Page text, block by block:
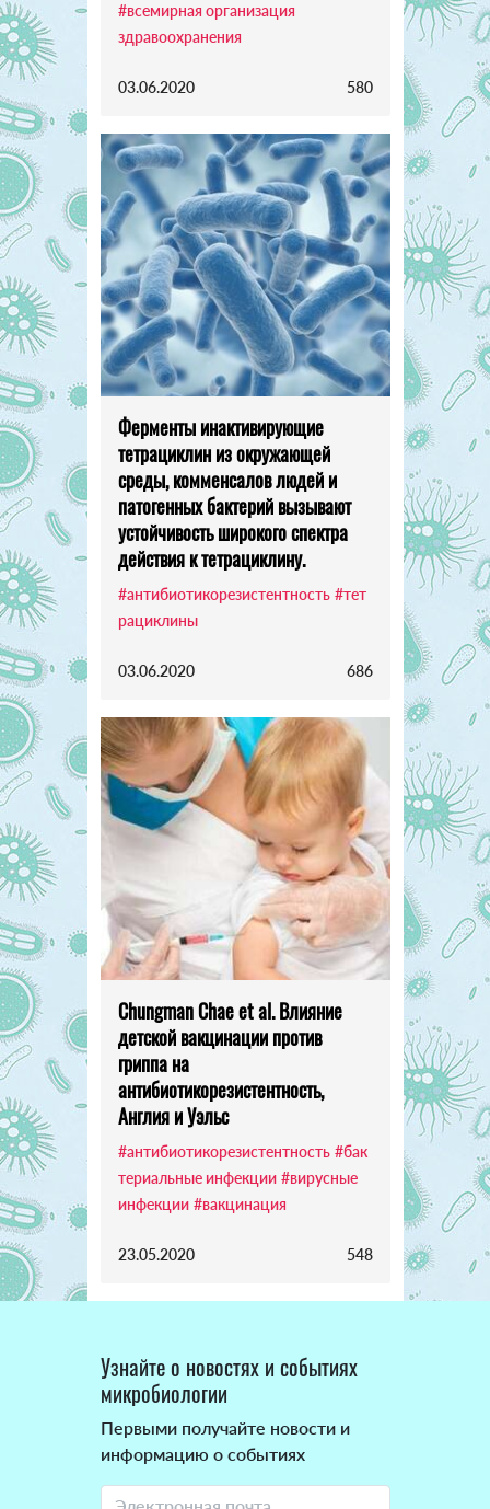
#всемирная организация
здравоохранения
03.06.2020 580
Ферменты инактивирующие
тетрациклин из окружающей
среды, комменсалов людей и
патогенных бактерий вызывают
устойчивость широкого спектра
действия к тетрациклину.
#антибиотикорезистентность #тет
рациклины
03.06.2020 686
Chungman Chae et al. Влияние
детской вакцинации против
гриппа на
антибиотикорезистентность,
Англия и Уэльс
#антибиотикорезистентность #бак
териальные инфекции #вирусные
инфекции #вакцинация
23.05.2020 548
Узнайте о новостях и событиях
микробиологии
Первыми получайте новости и
информацию о событиях